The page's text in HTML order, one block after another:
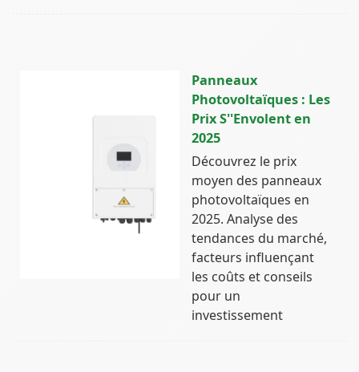
Panneaux
Photovoltaïques : Les
Prix S''Envolent en
2025
Découvrez le prix
moyen des panneaux
photovoltaïques en
2025. Analyse des
tendances du marché,
facteurs influençant
les coûts et conseils
pour un
investissement